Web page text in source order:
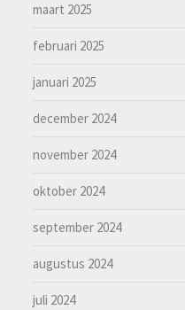
maart 2025
februari 2025
januari 2025
december 2024
november 2024
oktober 2024
september 2024
augustus 2024
juli 2024